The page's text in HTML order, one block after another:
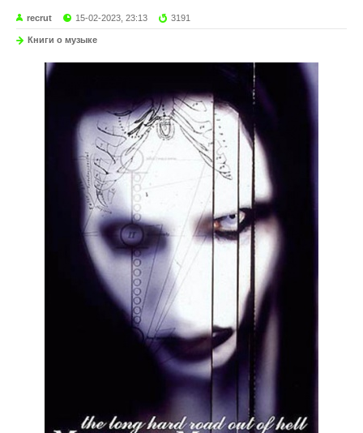
recrut 15-02-2023, 23:13 3191
Книги о музыке